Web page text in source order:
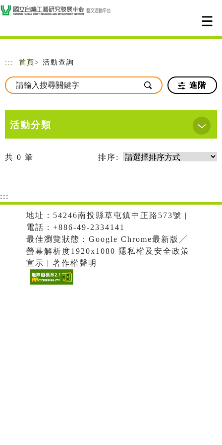
跳到主要內容
網站導覽
::: 首頁 > 活動查詢
進階
活動分類
共 0 筆 排序:
:::
地址：54246南投縣草屯鎮中正路573號 |
電話：+886-49-2334141
最佳瀏覽狀態：Google Chrome最新版╱
螢幕解析度1920x1080 隱私權及安全政策
宣示 | 著作權聲明